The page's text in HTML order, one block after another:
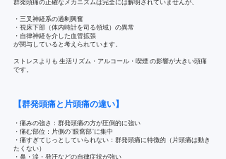
・三叉神経系の過剰興奮
・視床下部（体内時計を司る領域）の異常
・自律神経を介した血管拡張
が関与していると考えられています。
ストレスよりも 生活リズム・アルコール・喫煙 の影響が大きい頭痛
です。
【群発頭痛と片頭痛の違い】
・痛みの強さ：群発頭痛の方が圧倒的に強い
・痛む部位：片側の“眼窩部”に集中
・痛すぎてじっとしていられない：群発頭痛に特徴的（片頭痛は動き
たくない）
・鼻・涙・発汗などの自律症状が強い